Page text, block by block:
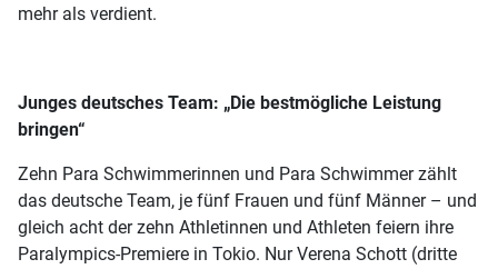
mehr als verdient.
Junges deutsches Team: „Die bestmögliche Leistung
bringen“
Zehn Para Schwimmerinnen und Para Schwimmer zählt
das deutsche Team, je fünf Frauen und fünf Männer – und
gleich acht der zehn Athletinnen und Athleten feiern ihre
Paralympics-Premiere in Tokio. Nur Verena Schott (dritte